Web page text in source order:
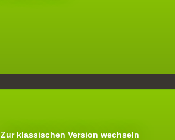
Zur klassischen Version wechseln